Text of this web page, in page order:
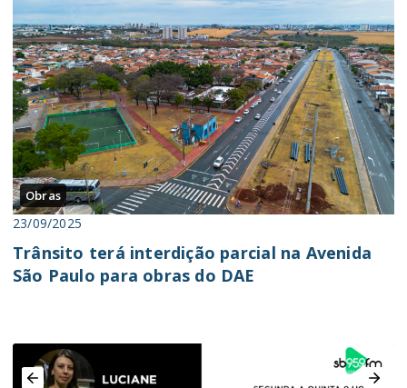
Obras
23/09/2025
Trânsito terá interdição parcial na Avenida
São Paulo para obras do DAE